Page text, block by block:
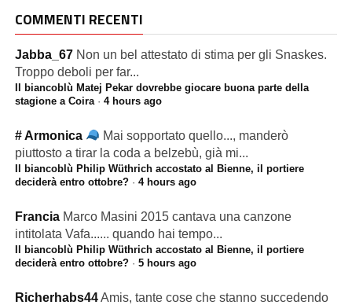
COMMENTI RECENTI
Jabba_67 Non un bel attestato di stima per gli Snaskes.
Troppo deboli per far...
Il biancoblù Matej Pekar dovrebbe giocare buona parte della
stagione a Coira· 4 hours ago
# Armonica
Mai sopportato quello..., manderò
piuttosto a tirar la coda a belzebù, già mi...
Il biancoblù Philip Wüthrich accostato al Bienne, il portiere
deciderà entro ottobre?· 4 hours ago
Francia Marco Masini 2015 cantava una canzone
intitolata Vafa...... quando hai tempo...
Il biancoblù Philip Wüthrich accostato al Bienne, il portiere
deciderà entro ottobre?· 5 hours ago
Richerhabs44Amis, tante cose che stanno succedendo